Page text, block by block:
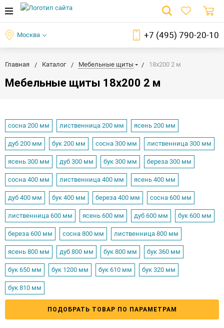
Москва +7 (495) 790-20-10
Главная Каталог Мебельные щиты 18x200 2 м
Мебельные щиты 18x200 2 м
сосна 200 мм лиственница 200 мм ясень 200 мм
дуб 200 мм бук 200 мм сосна 300 мм лиственница 300 мм
ясень 300 мм дуб 300 мм бук 300 мм береза 300 мм
сосна 400 мм лиственница 400 мм ясень 400 мм
дуб 400 мм бук 400 мм береза 400 мм сосна 600 мм
лиственница 600 мм ясень 600 мм дуб 600 мм бук 600 мм
береза 600 мм сосна 800 мм лиственница 800 мм
ясень 800 мм дуб 800 мм бук 800 мм бук 360 мм
бук 650 мм бук 1200 мм бук 610 мм бук 320 мм
бук 810 мм
ПОДОБРАТЬ ТОВАР ПО ПАРАМЕТРАМ